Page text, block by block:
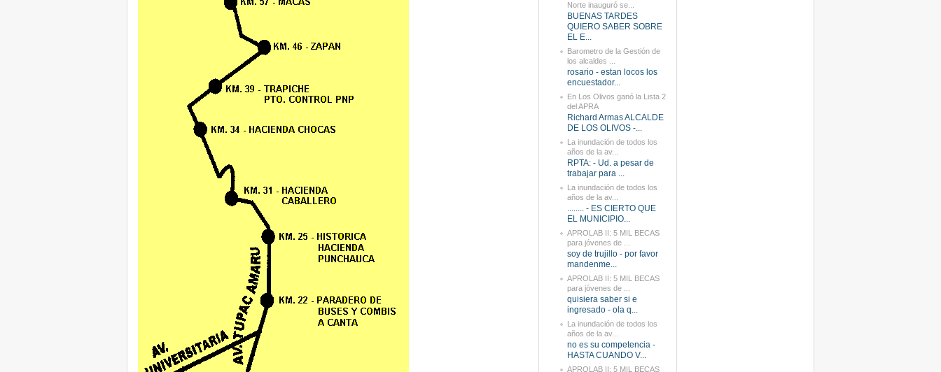
Norte inauguró se...
BUENAS TARDES
QUIERO SABER SOBRE
EL E...
Barometro de la Gestión de
los alcaldes ...
rosario - estan locos los
encuestador...
En Los Olivos ganó la Lista 2
del APRA
Richard Armas ALCALDE
DE LOS OLIVOS -...
La inundación de todos los
años de la av...
RPTA: - Ud. a pesar de
trabajar para ...
La inundación de todos los
años de la av...
........ - ES CIERTO QUE
EL MUNICIPIO...
APROLAB II: 5 MIL BECAS
para jóvenes de ...
soy de trujillo - por favor
mandenme...
APROLAB II: 5 MIL BECAS
para jóvenes de ...
quisiera saber si e
ingresado - ola q...
La inundación de todos los
años de la av...
no es su competencia -
HASTA CUANDO V...
APROLAB II: 5 MIL BECAS